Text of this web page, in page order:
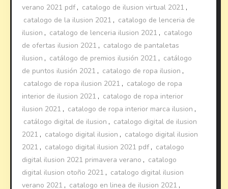
verano 2021 pdf , catalogo de ilusion virtual 2021 ,
catalogo de la ilusion 2021 , catalogo de lenceria de
ilusion , catalogo de lenceria ilusion 2021 , catalogo
de ofertas ilusion 2021 , catalogo de pantaletas
ilusion , catálogo de premios ilusión 2021 , catálogo
de puntos ilusión 2021 , catalogo de ropa ilusion ,
catalogo de ropa ilusion 2021 , catalogo de ropa
interior de ilusion 2021 , catalogo de ropa interior
ilusion 2021 , catalogo de ropa interior marca ilusion ,
catálogo digital de ilusion , catalogo digital de ilusion
2021 , catalogo digital ilusion , catalogo digital ilusion
2021 , catalogo digital ilusion 2021 pdf , catalogo
digital ilusion 2021 primavera verano , catalogo
digital ilusion otoño 2021 , catalogo digital ilusion
verano 2021 , catalogo en linea de ilusion 2021 ,